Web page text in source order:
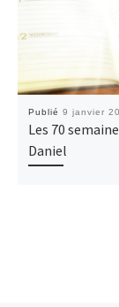
Publié 9 janvier
Les 70
Daniel